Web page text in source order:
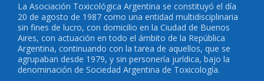
La Asociación Toxicológica Argentina se constituyó el día
20 de agosto de 1987 como una entidad multidisciplinaria
sin fines de lucro, con domicilio en la Ciudad de Buenos
Aires, con actuación en todo el ámbito de la República
Argentina, continuando con la tarea de aquellos, que se
agrupaban desde 1979, y sin personería jurídica, bajo la
denominación de Sociedad Argentina de Toxicología.